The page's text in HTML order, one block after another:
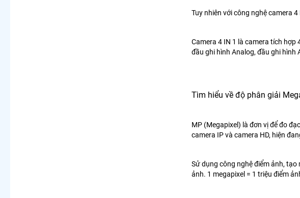
Tuy nhiên với công nghệ camera
Camera 4 IN 1 là camera tích hợp
đầu ghi hình Analog, đầu ghi hình
Tìm hiểu về độ phân giải
MP (Megapixel) là đơn vị để đo
camera IP và camera HD, hiện
Sử dụng công nghệ điểm ảnh,
ảnh. 1 megapixel = 1 triệu điểm